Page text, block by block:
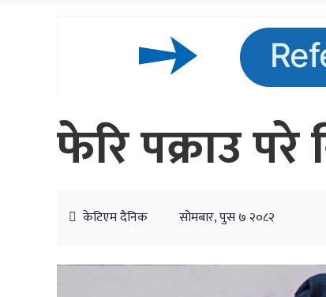
फेरि पक्राउ
केटिएम दैनिक सोमबार, पुस ७ २०८२